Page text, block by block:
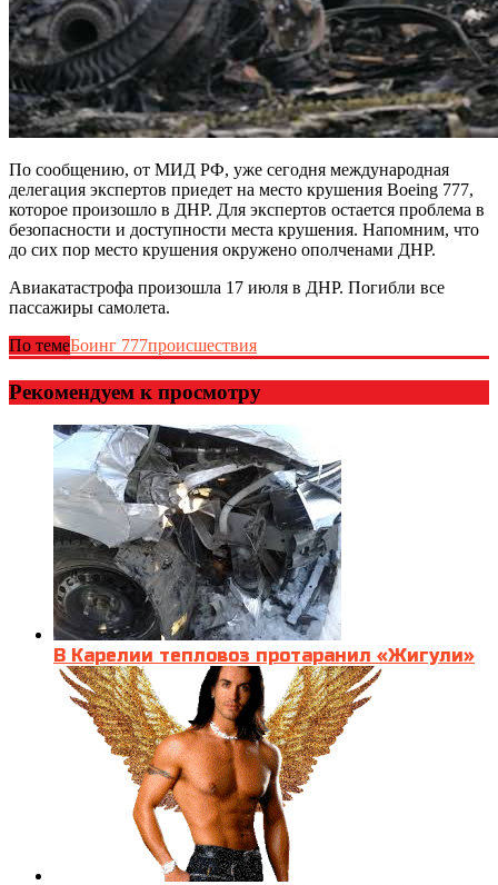
По сообщению, от МИД РФ, уже сегодня международная
делегация экспертов приедет на место крушения Boeing 777,
которое произошло в ДНР. Для экспертов остается проблема в
безопасности и доступности места крушения. Напомним, что
до сих пор место крушения окружено ополченами ДНР.
Авиакатастрофа произошла 17 июля в ДНР. Погибли все
пассажиры самолета.
По темеБоинг 777происшествия
Рекомендуем к просмотру
В Карелии тепловоз протаранил «Жигули»